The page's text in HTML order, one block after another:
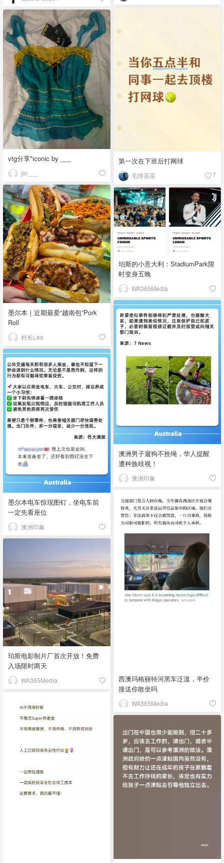
第一次在下班后打网球
毛球茶茶 7
vtg分享*iconic by ___
jin___
墨尔本｜近期最爱“越南包”Pork
Roll
村长Leo
珀斯的小意大利：StadiumPark限
时变身五晚
WA365Media
澳洲男子遛狗不拴绳，华人提醒
遭种族歧视！
澳洲印象
墨尔本电车惊现图钉，坐电车前
一定先看座位
澳洲印象
西澳玛格丽特河黑车泛滥，半价
接送你敢坐吗
WA365Media
珀斯电影制片厂首次开放！免费
入场限时两天
WA365Media